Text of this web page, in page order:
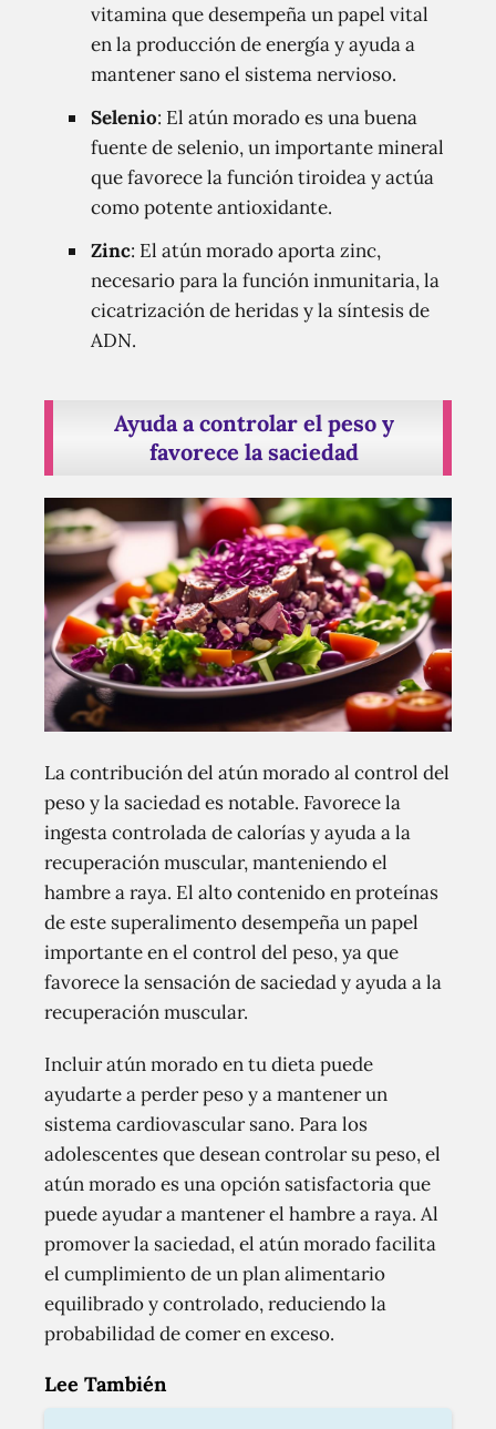
vitamina que desempeña un papel vital
en la producción de energía y ayuda a
mantener sano el sistema nervioso.
Selenio: El atún morado es una buena
fuente de selenio, un importante mineral
que favorece la función tiroidea y actúa
como potente antioxidante.
Zinc: El atún morado aporta zinc,
necesario para la función inmunitaria, la
cicatrización de heridas y la síntesis de
ADN.
Ayuda a controlar el peso y
favorece la saciedad
La contribución del atún morado al control del
peso y la saciedad es notable. Favorece la
ingesta controlada de calorías y ayuda a la
recuperación muscular, manteniendo el
hambre a raya. El alto contenido en proteínas
de este superalimento desempeña un papel
importante en el control del peso, ya que
favorece la sensación de saciedad y ayuda a la
recuperación muscular.
Incluir atún morado en tu dieta puede
ayudarte a perder peso y a mantener un
sistema cardiovascular sano. Para los
adolescentes que desean controlar su peso, el
atún morado es una opción satisfactoria que
puede ayudar a mantener el hambre a raya. Al
promover la saciedad, el atún morado facilita
el cumplimiento de un plan alimentario
equilibrado y controlado, reduciendo la
probabilidad de comer en exceso.
Lee También